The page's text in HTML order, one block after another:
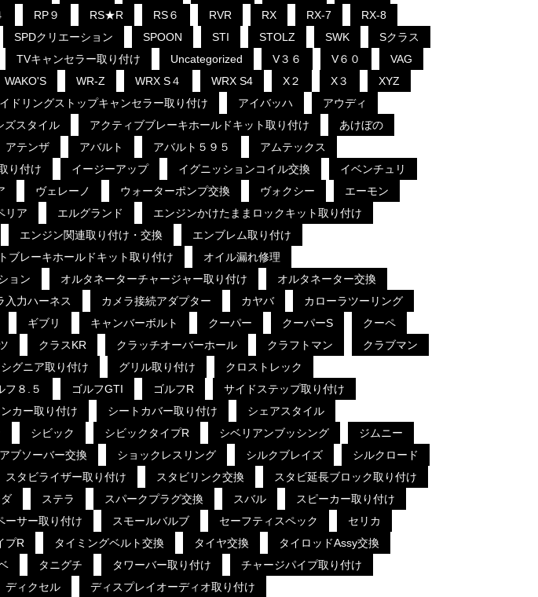
RP９ RS★R RS６ RVR RX RX-7
RX-8
SPDクリエーション SPOON STI STOLZ SWK
Sクラス
TVキャンセラー取り付け Uncategorized V３６ V６０
VAG
WAKO'S WR-Z WRX S４ WRX S4 X２ X３
XYZ
ドリングストップキャンセラー取り付け アイバッハ
アウディ
ズスタイル アクティブブレーキホールドキット取り付け
あけぼの
アテンザ アバルト アバルト５９５
アムテックス
り付け イージーアップ イグニッションコイル交換
イベンチュリ
ヴェレーノ ウォーターポンプ交換 ヴォクシー
エーモン
リア エルグランド
エンジンかけたままロックキット取り付け
エンジン関連取り付け・交換
エンブレム取り付け
ブレーキホールドキット取り付け
オイル漏れ修理
ョン オルタネーターチャージャー取り付け
オルタネーター交換
入力ハーネス カメラ接続アダプター カヤバ
カローラツーリング
ギブリ キャンバーボルト クーパー クーパーS
クーペ
クラスKR クラッチオーバーホール クラフトマン
クラブマン
グニア取り付け グリル取り付け
クロストレック
フ８.５ ゴルフGTI ゴルフR
サイドステップ取り付け
カー取り付け シートカバー取り付け
シェアスタイル
シビック シビックタイプR シベリアンブッシング
ジムニー
ブソーバー交換 ショックレスリング シルクブレイズ
シルクロード
スタビライザー取り付け スタビリンク交換
スタビ延長ブロック取り付け
ステラ スパークプラグ交換 スバル
スピーカー取り付け
ーサー取り付け スモールバルブ セーフティスペック
セリカ
プR タイミングベルト交換 タイヤ交換
タイロッドAssy交換
タニグチ タワーバー取り付け
チャージパイプ取り付け
ディクセル
ディスプレイオーディオ取り付け